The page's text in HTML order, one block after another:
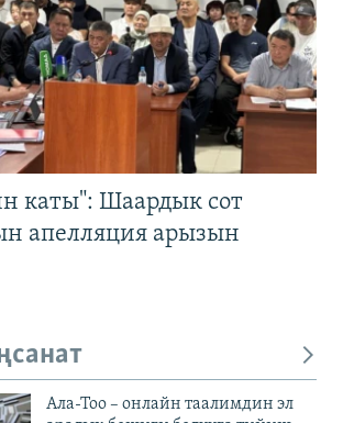
каты": Шаардык сот
апелляция арызын
Ала-Тоо – онлайн таалимдин эл